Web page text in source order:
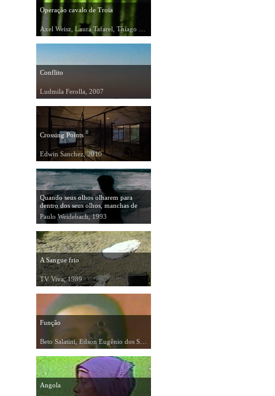
Operação cavalo de Troia
Conflito
Ludmila Ferolla, 2007
Crossing Points
Edwin Sanchez, 2010
Quando seus olhos olharem para
dentro dos seus olhos, manchas de
sangue eles verão
Paulo Weidebach, 1993
A Sangue frio
TV Viva, 1989
Função
Angola